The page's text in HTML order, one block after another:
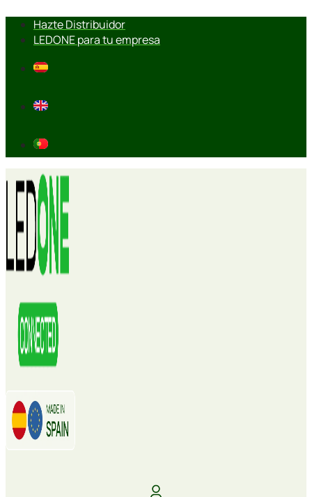
contenido
Hazte Distribuidor
LEDONE para tu empresa